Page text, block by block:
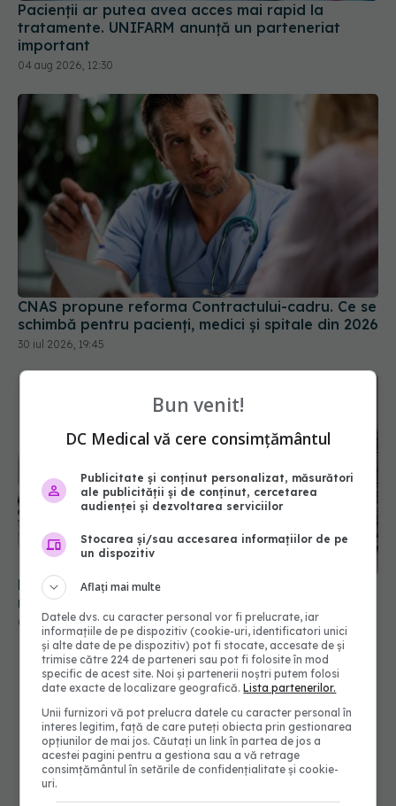
Pacienții ar putea avea acces mai rapid la
tratamente. UNIFARM anunță un parteneriat
important
04 aug 2026, 12:30
CNAS propune reforma Contractului-cadru. Ce se
schimbă pentru pacienți, medici și spitale din 2026
30 iul 2026, 19:45
Mii de angajați din Sănătate ar putea primi salarii
mai mari. Sindicatele cer schimbarea legii
06 aug 2026, 19:26
Bun venit!
DC Medical vă cere consimțământul
Publicitate și conținut personalizat, măsurători
ale publicității și de conținut, cercetarea
audienței și dezvoltarea serviciilor
Stocarea și/sau accesarea informațiilor de pe
un dispozitiv
Aflați mai multe
Datele dvs. cu caracter personal vor fi prelucrate, iar
informațiile de pe dispozitiv (cookie-uri, identificatori unici
și alte date de pe dispozitiv) pot fi stocate, accesate de și
trimise către 224 de parteneri sau pot fi folosite în mod
specific de acest site. Noi și partenerii noștri putem folosi
date exacte de localizare geografică.Lista partenerilor.
Unii furnizori vă pot prelucra datele cu caracter personal în
interes legitim, față de care puteți obiecta prin gestionarea
opțiunilor de mai jos. Căutați un link în partea de jos a
acestei pagini pentru a gestiona sau a vă retrage
consimțământul în setările de confidențialitate și cookie-
uri.